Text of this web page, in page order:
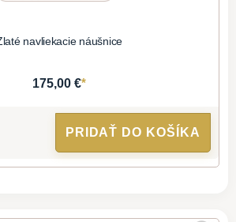
navliekacie náušnice
175,00 €*
PRIDAŤ DO KOŠÍKA